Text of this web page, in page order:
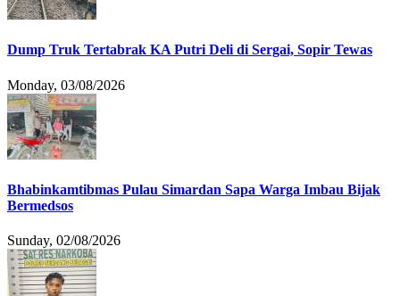
Dump Truk Tertabrak KA Putri Deli di Sergai, Sopir Tewas
Monday, 03/08/2026
Bhabinkamtibmas Pulau Simardan Sapa Warga Imbau Bijak
Bermedsos
Sunday, 02/08/2026